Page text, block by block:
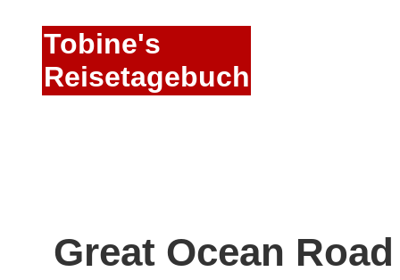
Tobine's
Reisetagebuch
Great Ocean Road